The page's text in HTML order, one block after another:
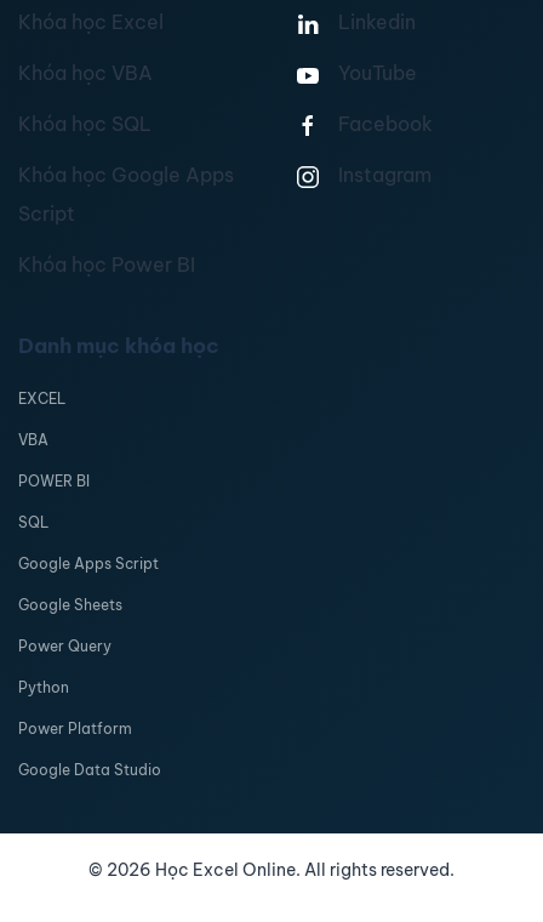
Khóa học Excel
Khóa học VBA
Khóa học SQL
Khóa học Google Apps
Script
Khóa học Power BI
Linkedin
YouTube
Facebook
Instagram
Danh mục khóa học
EXCEL
VBA
POWER BI
SQL
Google Apps Script
Google Sheets
Power Query
Python
Power Platform
Google Data Studio
© 2026 Học Excel Online. All rights reserved.